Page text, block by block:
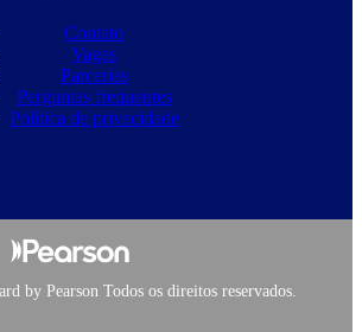
Contato
Vagas
Parcerias
Perguntas frequentes
Política de privacidade
by Pearson Todos os direitos reservados.